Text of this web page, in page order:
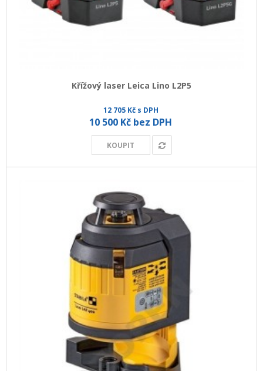
Křížový laser Leica Lino L2P5
12 705 Kč s DPH
10 500 Kč bez DPH
KOUPIT